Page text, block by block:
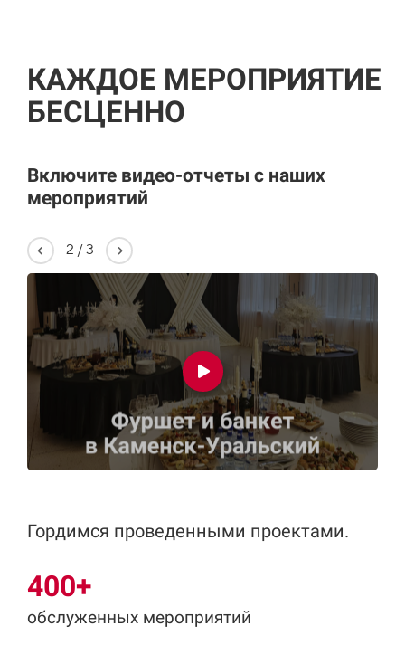
КАЖДОЕ МЕРОПРИЯТИЕ
БЕСЦЕННО
Включите видео-отчеты с наших
мероприятий
2 /3
Гордимся проведенными проектами.
400+
обслуженных мероприятий